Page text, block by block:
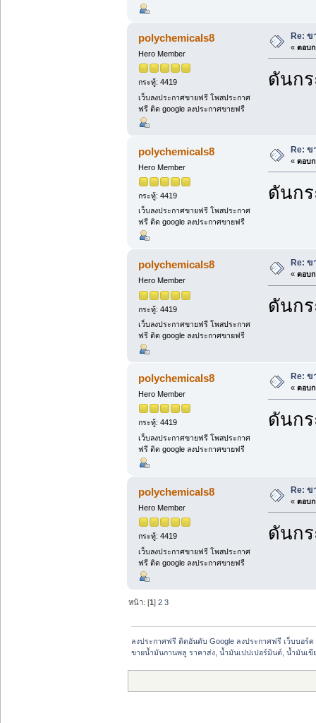
polychemicals8
Hero Member
กระทู้: 4419
เว็บลงประกาศขายฟรี โพสประกาศ
ฟรี ติด google ลงประกาศขายฟรี
Re:
« ตอบก
ดันก
polychemicals8
Hero Member
กระทู้: 4419
เว็บลงประกาศขายฟรี โพสประกาศ
ฟรี ติด google ลงประกาศขายฟรี
Re: ข
« ตอบก
ดันก
polychemicals8
Hero Member
กระทู้: 4419
เว็บลงประกาศขายฟรี โพสประกาศ
ฟรี ติด google ลงประกาศขายฟรี
Re:
« ตอบก
ดันก
polychemicals8
Hero Member
กระทู้: 4419
เว็บลงประกาศขายฟรี โพสประกาศ
ฟรี ติด google ลงประกาศขายฟรี
Re:
« ตอบก
ดันก
polychemicals8
Hero Member
กระทู้: 4419
เว็บลงประกาศขายฟรี โพสประกาศ
ฟรี ติด google ลงประกาศขายฟรี
Re:
« ตอบก
ดันก
หน้า: [1]2 3
ลงประกาศฟรี ติดอันดับ Google ลงประกาศฟรี เว็บบอร์ด
ขายน้ำมันกานพลู ราคาส่ง, น้ำมันเปปเปอร์มินต์, น้ำมันเขี